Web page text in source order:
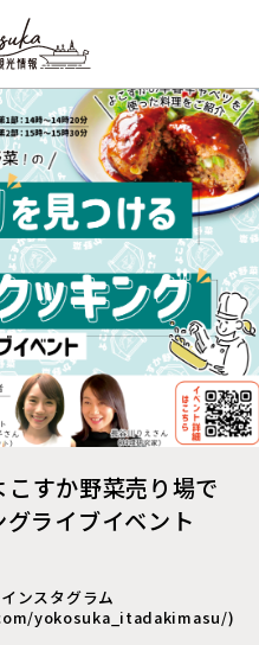
すか野菜売り場で
ライブイベント
ンスタグラム
yokosuka_itadakimasu/)